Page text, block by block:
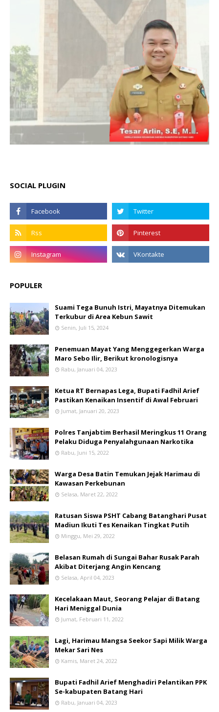
SOCIAL PLUGIN
POPULER
Suami Tega Bunuh Istri, Mayatnya Ditemukan
Terkubur di Area Kebun Sawit
Senin, Juli 15, 2024
Penemuan Mayat Yang Menggegerkan Warga
Maro Sebo Ilir, Berikut kronologisnya
Rabu, Januari 04, 2023
Ketua RT Bernapas Lega, Bupati Fadhil Arief
Pastikan Kenaikan Insentif di Awal Februari
Jumat, Januari 20, 2023
Polres Tanjabtim Berhasil Meringkus 11 Orang
Pelaku Diduga Penyalahgunaan Narkotika
Rabu, Juni 15, 2022
Warga Desa Batin Temukan Jejak Harimau di
Kawasan Perkebunan
Selasa, Maret 22, 2022
Ratusan Siswa PSHT Cabang Batanghari Pusat
Madiun Ikuti Tes Kenaikan Tingkat Putih
Minggu, Mei 29, 2022
Belasan Rumah di Sungai Bahar Rusak Parah
Akibat Diterjang Angin Kencang
Selasa, April 04, 2023
Kecelakaan Maut, Seorang Pelajar di Batang
Hari Meniggal Dunia
Jumat, Februari 11, 2022
Lagi, Harimau Mangsa Seekor Sapi Milik Warga
Mekar Sari Nes
Kamis, Maret 24, 2022
Bupati Fadhil Arief Menghadiri Pelantikan PPK
Se-kabupaten Batang Hari
Rabu, Januari 04, 2023